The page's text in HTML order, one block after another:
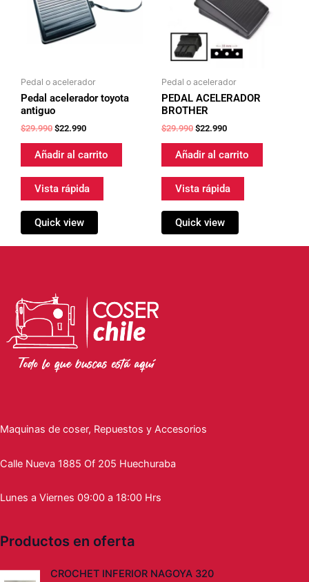
Pedal o acelerador
Pedal acelerador toyota
antiguo
$29.990 $22.990
Añadir al carrito
Vista rápida
Quick view
Pedal o acelerador
PEDAL ACELERADOR
BROTHER
$29.990 $22.990
Añadir al carrito
Vista rápida
Quick view
Maquinas de coser, Repuestos y Accesorios
Calle Nueva 1885 Of 205 Huechuraba
Lunes a Viernes 09:00 a 18:00 Hrs
Productos en oferta
CROCHET INFERIOR NAGOYA 320